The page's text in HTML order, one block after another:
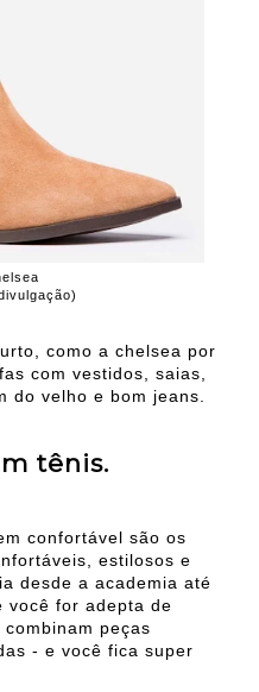
como a chelsea por
com vestidos, saias,
do velho e bom jeans.
tênis.
confortável são os
estilosos e
desde a academia até
você for adepta de
peças
- e você fica super